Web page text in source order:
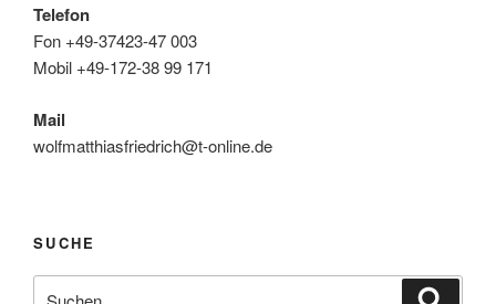
Telefon
Fon +49-37423-47 003
Mobil +49-172-38 99 171
Mail
wolfmatthiasfriedrich@t-online.de
SUCHE